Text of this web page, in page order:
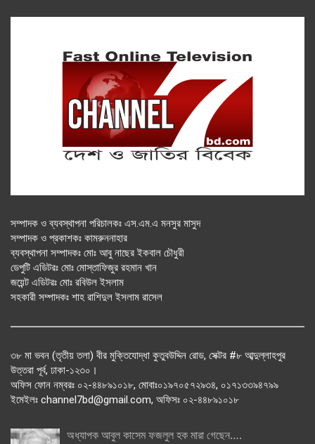
সম্পাদক ও ব্যবস্থাপনা পরিচালকঃ এস.এম.এ মনসুর মাসুদ
সম্পাদক ও প্রকাশকঃ কামরুননাহার
ব্যবস্থাপনা সম্পাদকঃ মোঃ আবু নাছের ইকবাল চৌধুরী
ডেপুটি এডিটরঃ মোঃ মোস্তাফিজুর রহমান খান
জয়েন্ট এডিটরঃ মোঃ রবিউল ইসলাম
সহকারী সম্পাদকঃ শাহ রাশিদুল ইসলাম রাসেল
৩৮ মা ভবন (তৃতীয় তলা) বীর মুক্তিযোদ্ধা কুতুবউদ্দিন রোড, সেক্টর #৮ আব্দুল্লাহপুর
উত্তরা পূর্ব, ঢাকা-১২৩০।
অফিস ফোন নম্বরঃ ০২-৪৪৮৯১০১৮, মোবাঃ০১৯৭০৫৭২৯৩৪, ০১৭১৩৩৯৪৭৯৯
ইমেইলঃ channel7bd@gmail.com, অফিসঃ ০২-৪৪৮৯১০১৮
অধ্যাপক আবুল কাসেম ফজলুল হক মারা গেছেন….